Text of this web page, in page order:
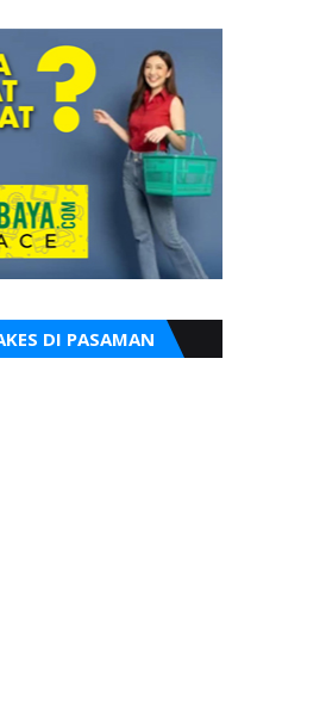
DI PASAMAN